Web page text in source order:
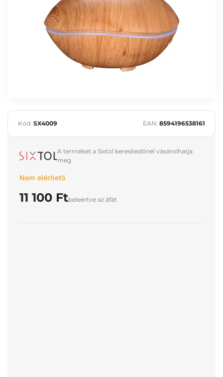
Kód: SX4009 EAN: 8594196538161
A terméket a Sixtol kereskedőnél vásárolhatja
meg
Nem elérhető
11 100 Ftbeleértve az áfát